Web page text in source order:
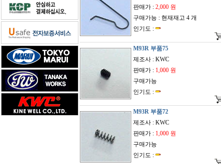
판매가 : 2,000 원
구매가능 : 현재재고 4 개
인기도 :
M93R 부품75
제조사 : KWC
판매가 : 1,000 원
구매가능
인기도 :
M93R 부품72
제조사 : KWC
판매가 : 1,000 원
구매가능
인기도 :